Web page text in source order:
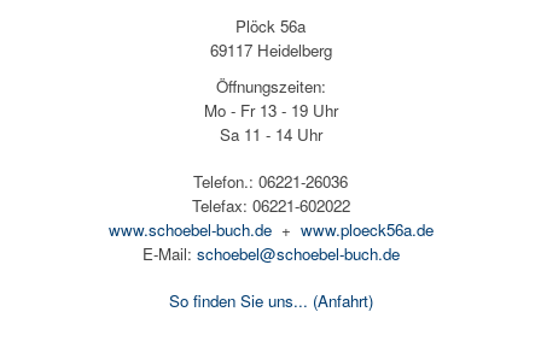
Plöck 56a
69117 Heidelberg
Öffnungszeiten:
Mo - Fr 13 - 19 Uhr
Sa 11 - 14 Uhr
Telefon.: 06221-26036
Telefax: 06221-602022
www.schoebel-buch.de+ www.ploeck56a.de
E-Mail: schoebel@schoebel-buch.de
So finden Sie uns... (Anfahrt)